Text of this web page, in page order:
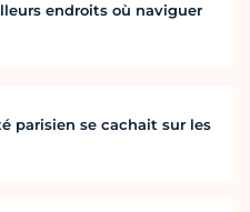
endroits où naviguer
parisien se cachait sur les